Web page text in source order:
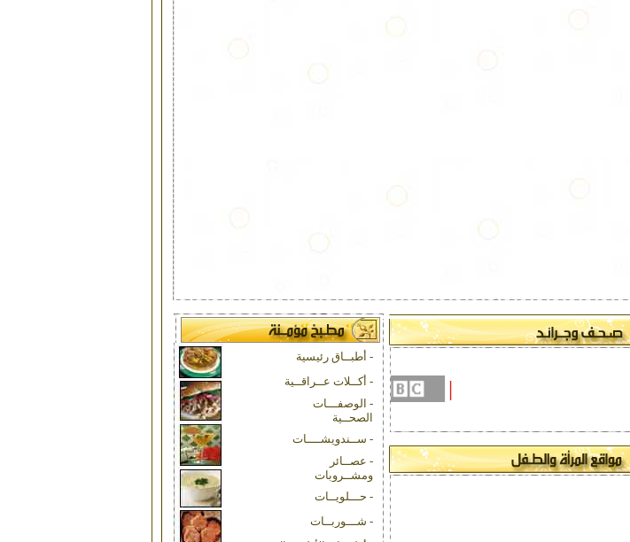
- أطبــاق رئيسية
- أكــلات عــراقــية
- الوصفـــات
الصحــية
- ســندويشــــات
- عصــائر
ومشــروبات
- حـــلويــات
- شـــوربــات
| |